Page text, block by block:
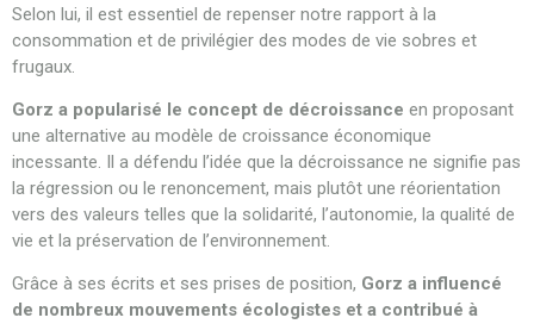
Selon lui, il est essentiel de repenser notre rapport à la
consommation et de privilégier des modes de vie sobres et
frugaux.
Gorz a popularisé le concept de décroissance en proposant
une alternative au modèle de croissance économique
incessante. Il a défendu l’idée que la décroissance ne signifie pas
la régression ou le renoncement, mais plutôt une réorientation
vers des valeurs telles que la solidarité, l’autonomie, la qualité de
vie et la préservation de l’environnement.
Grâce à ses écrits et ses prises de position, Gorz a influencé
de nombreux mouvements écologistes et a contribué à